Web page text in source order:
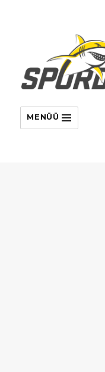
MENÜÜ